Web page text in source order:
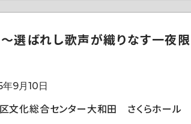
選ばれし歌声が織りなす一夜限
9月10日
文化総合センター大和田 さくらホール